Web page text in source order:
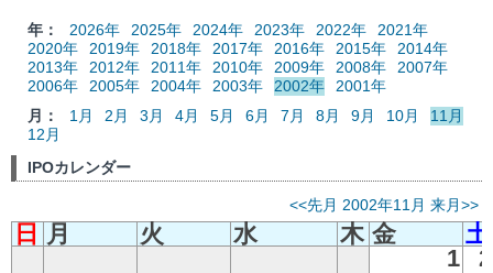
年： 2026年 2025年 2024年 2023年 2022年
2021年
2020年
2019年 2018年 2017年 2016年 2015年
2014年
2013年
2012年 2011年 2010年 2009年 2008年
2007年
2006年
2005年 2004年 2003年 2002年
2001年
月：
1月 2月 3月 4月 5月 6月 7月 8月 9月 10月
11月
12月
IPOカレンダー
<<先月 2002年11月 来月>>
日 月 火 水 木 金
土
1
2